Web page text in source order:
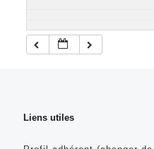
Liens utiles